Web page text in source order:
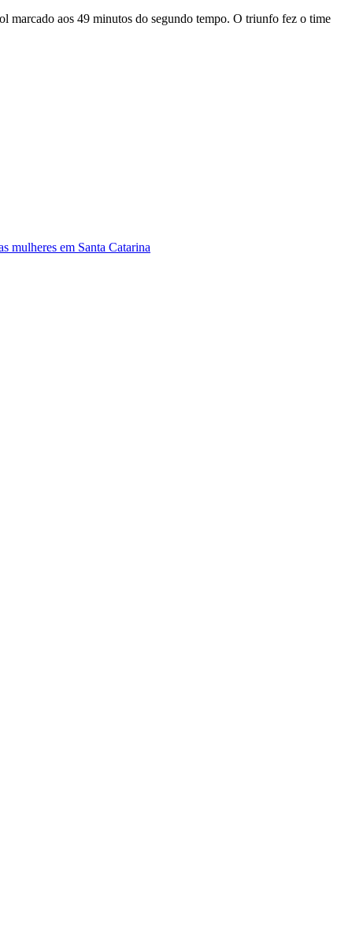
marcado aos 49 minutos do segundo tempo. O triunfo fez o time